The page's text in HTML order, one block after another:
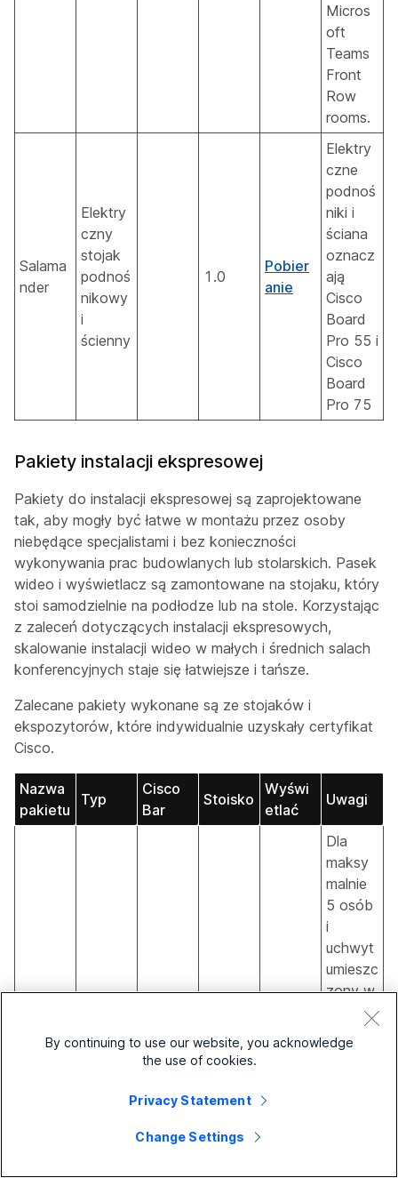
Micros
oft
Teams
Front
Row
rooms.
Salama
nder
Elektry
czny
stojak
podnoś
nikowy
i
ścienny
1.0
Pobier
anie
Elektry
czne
podnoś
niki i
ściana
oznacz
ają
Cisco
Board
Pro 55 i
Cisco
Board
Pro 75
Pakiety instalacji ekspresowej
Pakiety do instalacji ekspresowej są zaprojektowane
tak, aby mogły być łatwe w montażu przez osoby
niebędące specjalistami i bez konieczności
wykonywania prac budowlanych lub stolarskich. Pasek
wideo i wyświetlacz są zamontowane na stojaku, który
stoi samodzielnie na podłodze lub na stole. Korzystając
z zaleceń dotyczących instalacji ekspresowych,
skalowanie instalacji wideo w małych i średnich salach
konferencyjnych staje się łatwiejsze i tańsze.
Zalecane pakiety wykonane są ze stojaków i
ekspozytorów, które indywidualnie uzyskały certyfikat
Cisco.
Nazwa
pakietu
Typ
Cisco
Bar
Stoisko
Wyświ
etlać
Uwagi
Instalac
Cisco
Bar
podłog
owy
Bentley
Dla
maksy
malnie
5 osób
i
uchwyt
umieszc
zony w
odległo
ści
50cm
By continuing to use our website, you acknowledge
the use of cookies.
Privacy Statement
Change Settings